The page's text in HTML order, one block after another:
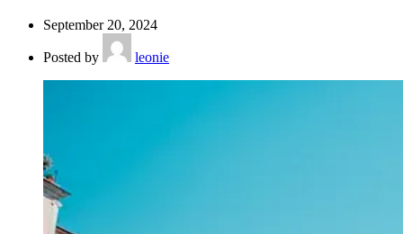
September 20, 2024
Posted by leonie